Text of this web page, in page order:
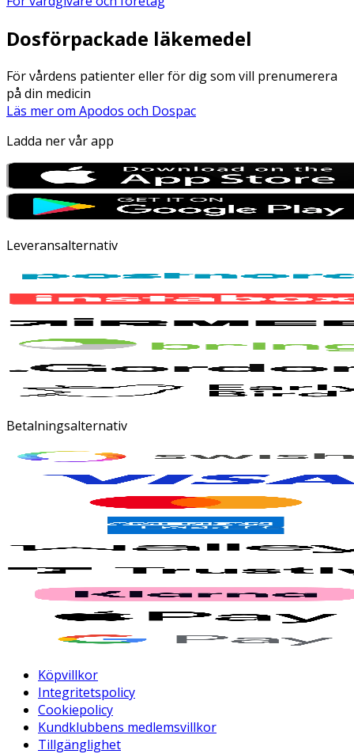
Dosförpackade läkemedel
För vårdens patienter eller för dig som vill prenumerera
på din medicin
Läs mer om Apodos och Dospac
Ladda ner vår app
Leveransalternativ
Betalningsalternativ
Köpvillkor
Integritetspolicy
Cookiepolicy
Kundklubbens medlemsvillkor
Tillgänglighet